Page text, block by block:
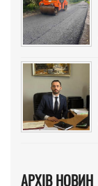
АРХІВ НОВИН